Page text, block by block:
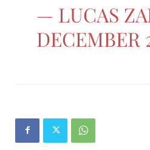
— LUCAS
DECEMBER